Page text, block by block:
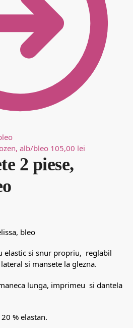
alb/bleo 105,00 lei
2 piese,
bleo
elastic si snur propriu, reglabil
si mansete la glezna.
lunga, imprimeu si dantela
% elastan.